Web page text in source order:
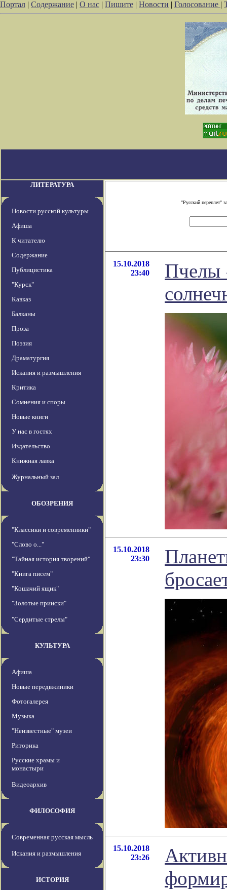
Портал | Содержание | О нас | Пишите | Новости | Голосование |
ЛИТЕРАТУРА
Новости русской культуры
Афиша
К читателю
Содержание
Публицистика
"Курск"
Кавказ
Балканы
Проза
Поэзия
Драматургия
Искания и размышления
Критика
Сомнения и споры
Новые книги
У нас в гостях
Издательство
Книжная лавка
Журнальный зал
ОБОЗРЕНИЯ
"Классики и современники"
"Слово о..."
"Тайная история творений"
"Книга писем"
"Кошачий ящик"
"Золотые прииски"
"Сердитые стрелы"
КУЛЬТУРА
Афиша
Новые передвжиники
Фотогалерея
Музыка
"Неизвестные" музеи
Риторика
Русские храмы и
монастыри
Видеоархив
ФИЛОСОФИЯ
Современная русская мысль
Искания и размышления
ИСТОРИЯ
"Русский переплет"
15.10.2018
23:40
Пчелы
15.10.2018
23:30
15.10.2018
23:26